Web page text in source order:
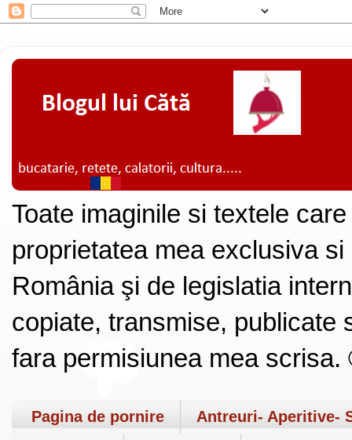
Toate imaginile si textele
proprietatea mea exclusiva
România şi de legislatia
copiate, transmise, publicate
fara permisiunea mea
Pagina de pornire
Antreuri- Aperitive-